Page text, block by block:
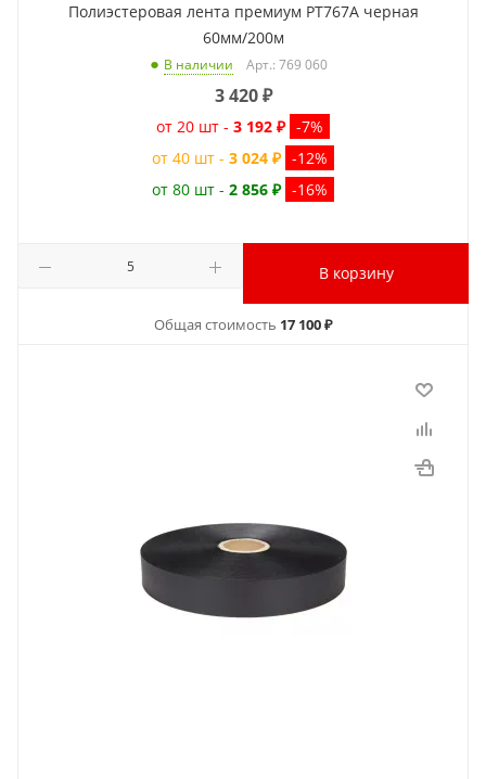
Полиэстеровая лента премиум PT767A черная
60мм/200м
В наличии Арт.: 769 060
3 420₽
от 20 шт - 3 192 ₽ -7%
от 40 шт - 3 024 ₽ -12%
от 80 шт - 2 856 ₽ -16%
В корзину
Общая стоимость 17 100 ₽